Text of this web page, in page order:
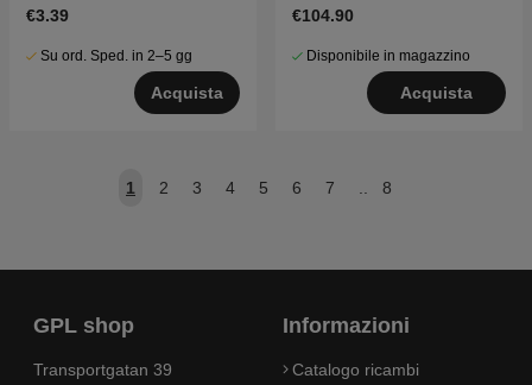
€3.39
Su ord. Sped. in 2–5 gg
Acquista
€104.90
Disponibile in magazzino
Acquista
1 2 3 4 5 6 7 .. 8
GPL shop
Transportgatan 39
Informazioni
Catalogo ricambi